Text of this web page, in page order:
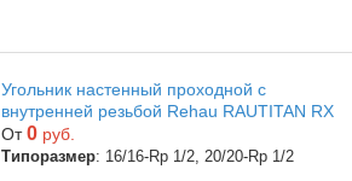
Угольник настенный проходной с
внутренней резьбой Rehau RAUTITAN RX
От0 руб.
Типоразмер: 16/16-Rp 1/2, 20/20-Rp 1/2